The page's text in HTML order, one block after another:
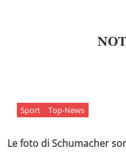
Sport Top-News
Le foto di Schumacher